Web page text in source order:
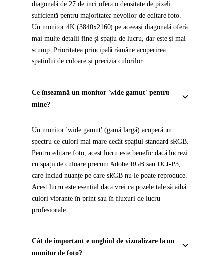
diagonală de 27 de inci oferă o densitate de pixeli
suficientă pentru majoritatea nevoilor de editare foto.
Un monitor 4K (3840x2160) pe aceeași diagonală oferă
mai multe detalii fine și spațiu de lucru, dar este și mai
scump. Prioritatea principală rămâne acoperirea
spațiului de culoare și precizia culorilor.
Ce înseamnă un monitor 'wide gamut' pentru
mine?
Un monitor 'wide gamut' (gamă largă) acoperă un
spectru de culori mai mare decât spațiul standard sRGB.
Pentru editare foto, acest lucru este benefic dacă lucrezi
cu spații de culoare precum Adobe RGB sau DCI-P3,
care includ nuanțe pe care sRGB nu le poate reproduce.
Acest lucru este esențial dacă vrei ca pozele tale să aibă
culori vibrante în print sau în fluxuri de lucru
profesionale.
Cât de important e unghiul de vizualizare la un
monitor de foto?